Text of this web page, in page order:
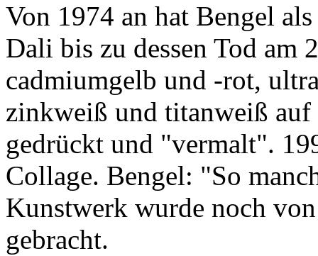
Von 1974 an hat Bengel
Dali bis zu dessen Tod am
cadmiumgelb und -rot,
zinkweiß und titanweiß
gedrückt und "vermalt".
Collage. Bengel: "So
Kunstwerk wurde noch
gebracht.